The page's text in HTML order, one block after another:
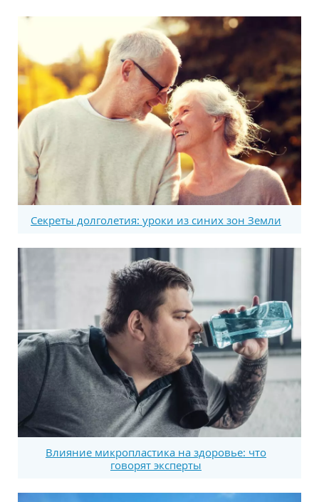
Секреты долголетия: уроки из синих зон Земли
Влияние микропластика на здоровье: что
говорят эксперты